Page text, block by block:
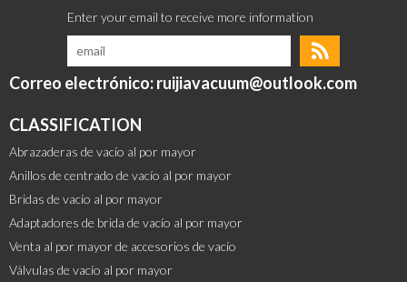
Correo electrónico: ruijiavacuum@outlook.com
CLASSIFICATION
Abrazaderas de vacío al por mayor
Anillos de centrado de vacío al por mayor
Bridas de vacío al por mayor
Adaptadores de brida de vacío al por mayor
Venta al por mayor de accesorios de vacío
Válvulas de vacío al por mayor